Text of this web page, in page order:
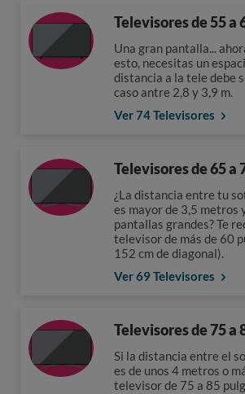
Televisores de 55 a
Una gran pantalla...
esto, necesitas un
distancia a la tele debe
caso antre 2,8 y 3,9 m.
Ver 74 Televisores
Televisores de 65 a
¿La distancia entre tu
es mayor de 3,5 metros
pantallas grandes? Te
televisor de más de 60
152 cm de diagonal).
Ver 69 Televisores
Televisores de 75 a
Si la distancia entre el
es de unos 4 metros o
televisor de 75 a 85